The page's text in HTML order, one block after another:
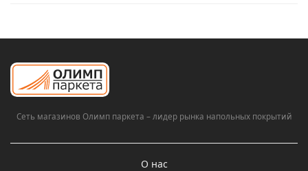
Сеть магазинов Олимп паркета – лидер рынка напольных покрытий
О нас